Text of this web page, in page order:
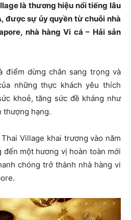
là thương hiệu nổi tiếng lâu
được sự ủy quyền từ chuỗi nhà
nhà hàng Vi cá – Hải sản
điểm dừng chân sang trọng và
những thực khách yêu thích
khoẻ, tăng sức đề kháng như
thượng hạng.
Village khai trương vào năm
đến một hương vị hoàn toàn mới
chóng trở thành nhà hàng vi